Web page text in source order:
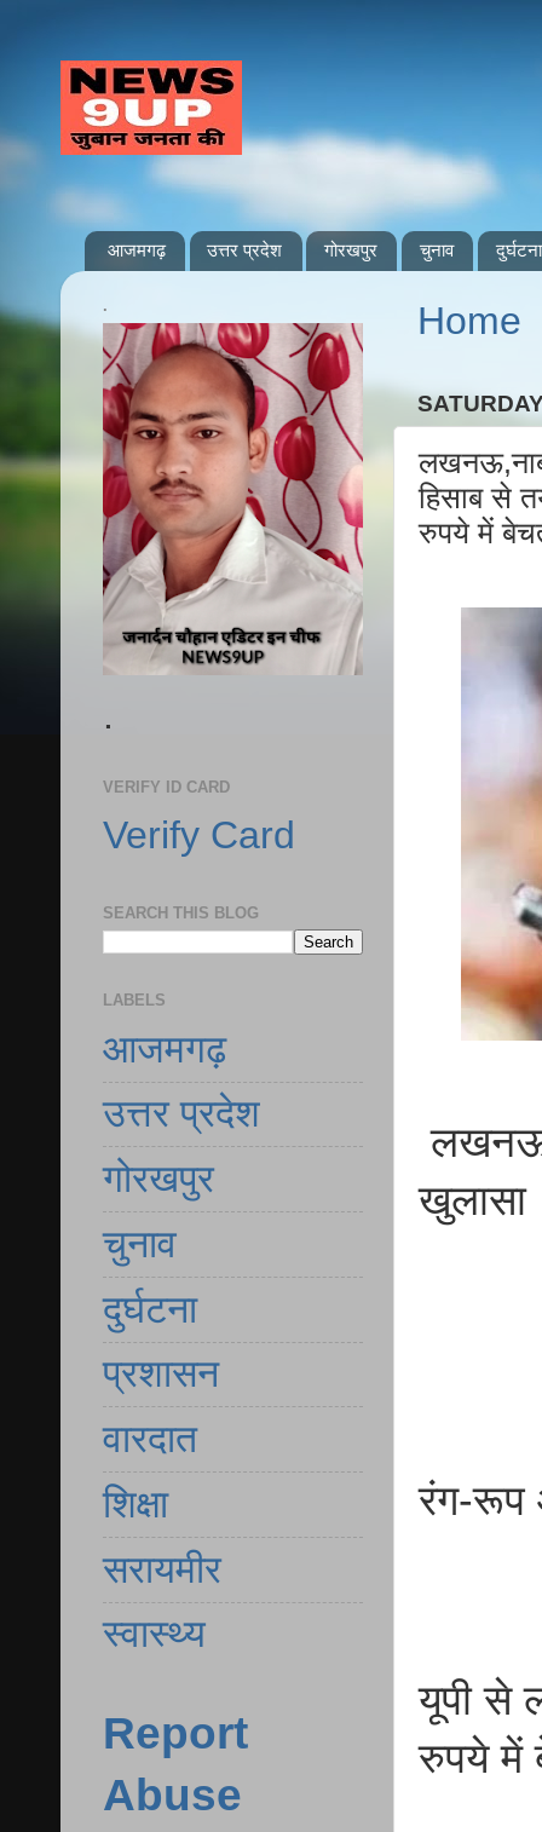
आजमगढ़ उत्तर प्रदेश गोरखपुर चुनाव दुर्घटना
Home
हिसाब से
रुपये में
खुलासा
रंग-रूप
यूपी से
रुपये में
.
.
VERIFY ID CARD
Verify Card
SEARCH THIS BLOG
LABELS
आजमगढ़
उत्तर प्रदेश
गोरखपुर
चुनाव
दुर्घटना
प्रशासन
वारदात
शिक्षा
सरायमीर
स्वास्थ्य
Report
Abuse